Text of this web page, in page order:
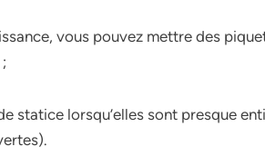
vous pouvez mettre des
statice lorsqu’elles sont presque